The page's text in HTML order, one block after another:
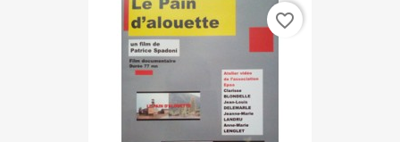
favorite_border